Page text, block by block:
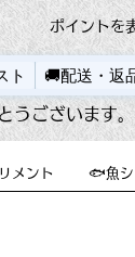
ト 🚚配送・返
ポイントを
メント 🐟️魚